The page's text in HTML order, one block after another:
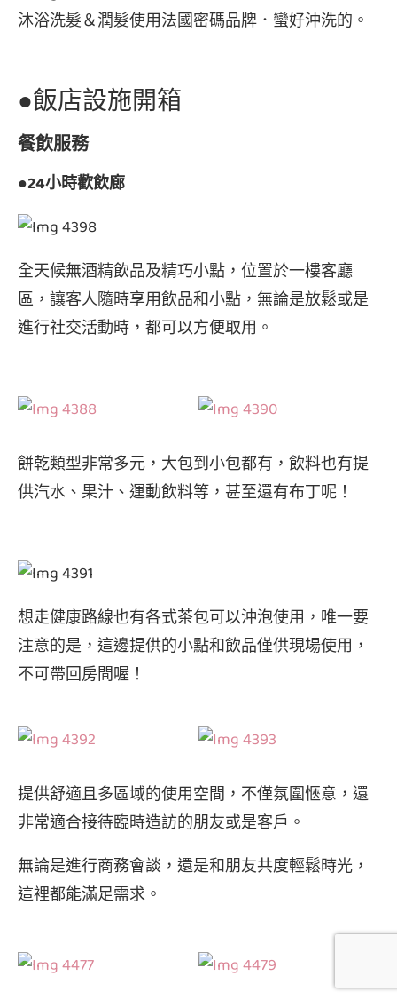
沐浴洗髮＆潤髮使用法國密碼品牌．蠻好沖洗的。
●飯店設施開箱
餐飲服務
●24小時歡飲廊
全天候無酒精飲品及精巧小點，位置於一樓客廳
區，讓客人隨時享用飲品和小點，無論是放鬆或是
進行社交活動時，都可以方便取用。
餅乾類型非常多元，大包到小包都有，飲料也有提
供汽水、果汁、運動飲料等，甚至還有布丁呢！
想走健康路線也有各式茶包可以沖泡使用，唯一要
注意的是，這邊提供的小點和飲品僅供現場使用，
不可帶回房間喔！
提供舒適且多區域的使用空間，不僅氛圍愜意，還
非常適合接待臨時造訪的朋友或是客戶。
無論是進行商務會談，還是和朋友共度輕鬆時光，
這裡都能滿足需求。